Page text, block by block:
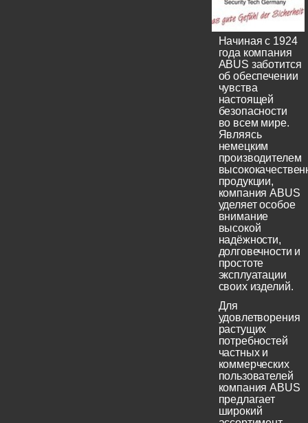
Начиная с 1924
года компания
ABUS заботится
об обеспечении
чувства
настоящей
безопасности
во всем мире.
Являясь
немецким
производителем
продукции,
компания ABUS
уделяет особое
внимание
высокой
надёжности,
долговечности и
простоте
эксплуатации
своих изделий.
Для
удовлетворения
растущих
потребностей
частных и
коммерческих
пользователей
компания ABUS
предлагает
широкий